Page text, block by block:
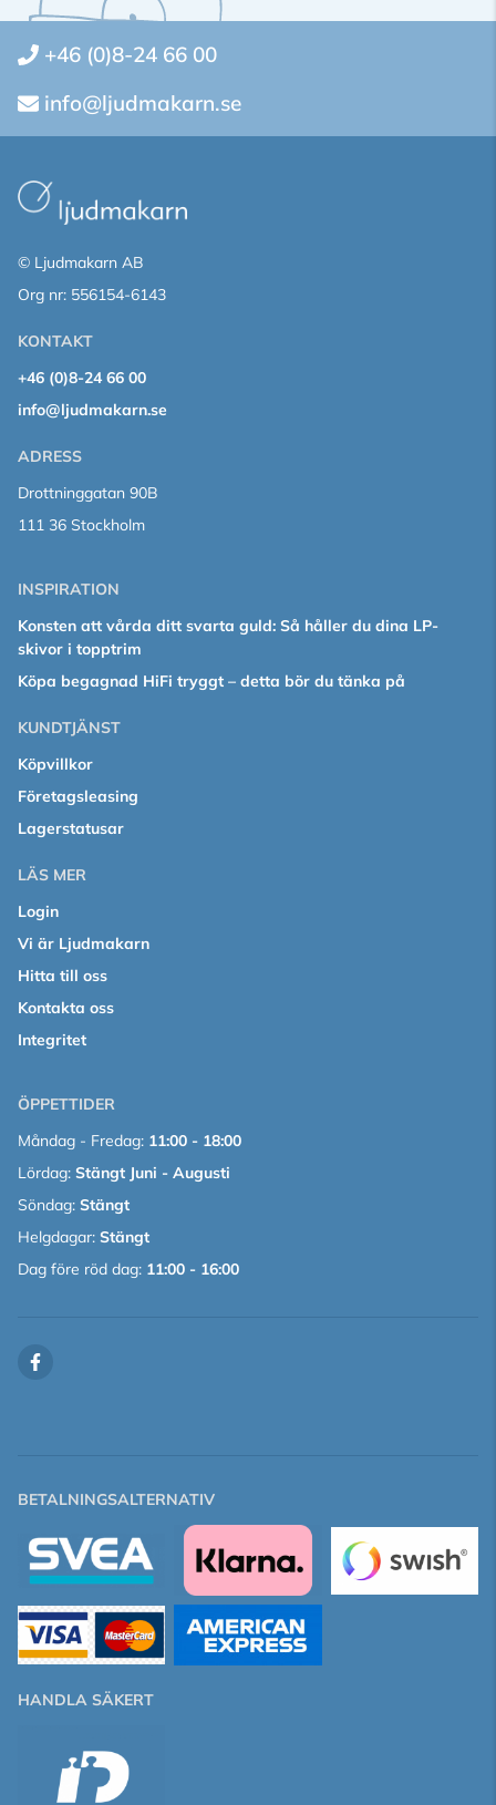
+46 (0)8-24 66 00
info@ljudmakarn.se
© Ljudmakarn AB
Org nr: 556154-6143
KONTAKT
+46 (0)8-24 66 00
info@ljudmakarn.se
ADRESS
Drottninggatan 90B
111 36 Stockholm
INSPIRATION
Konsten att vårda ditt svarta guld: Så håller du dina LP-
skivor i topptrim
Köpa begagnad HiFi tryggt – detta bör du tänka på
KUNDTJÄNST
Köpvillkor
Företagsleasing
Lagerstatusar
LÄS MER
Login
Vi är Ljudmakarn
Hitta till oss
Kontakta oss
Integritet
ÖPPETTIDER
Måndag - Fredag: 11:00 - 18:00
Lördag: Stängt Juni - Augusti
Söndag: Stängt
Helgdagar: Stängt
Dag före röd dag: 11:00 - 16:00
BETALNINGSALTERNATIV
HANDLA SÄKERT